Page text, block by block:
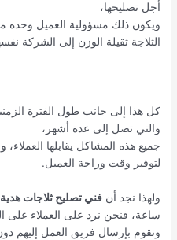
أجل تصليحها،
ويكون ذلك مسؤولية العميل وحده
الثلاجة ثقيلة الوزن إلى الشركة
كل هذا إلى جانب طول الفترة
والتي تصل إلى عدة أشهر،
جميع هذه المشاكل يقابلها
لتوفير وقت وراحة العميل.
ولهذا نجد أنفني تصليح ثلاجات هدية
ساعة، فنحن نرد على العملاء على
ونقوم بإرسال فريق العمل إليهم